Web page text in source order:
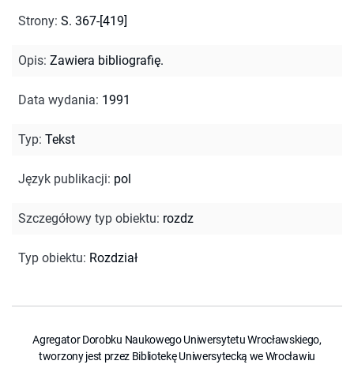
Strony: S. 367-[419]
Opis: Zawiera bibliografię.
Data wydania: 1991
Typ: Tekst
Język publikacji: pol
Szczegółowy typ obiektu: rozdz
Typ obiektu: Rozdział
Agregator Dorobku Naukowego Uniwersytetu Wrocławskiego,
tworzony jest przez Bibliotekę Uniwersytecką we Wrocławiu